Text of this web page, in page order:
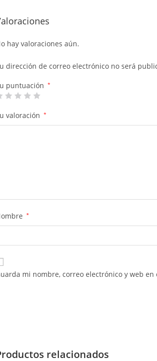
hay valoraciones aún.
dirección de correo electrónico no será
puntuación *
valoración *
*
mi nombre, correo electrónico y web
relacionados